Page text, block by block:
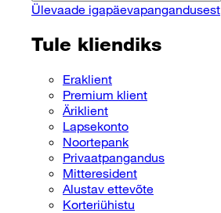
Ülevaade igapäevapangandusest
Tule kliendiks
Eraklient
Premium klient
Äriklient
Lapsekonto
Noortepank
Privaatpangandus
Mitteresident
Alustav ettevõte
Korteriühistu